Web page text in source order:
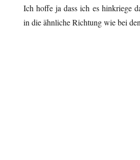
Ich hoffe ja dass ich es hinkriege
in die ähnliche Richtung wie bei